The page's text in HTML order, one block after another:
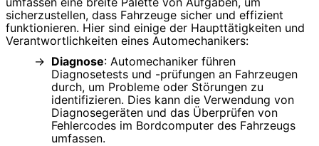
sicherzustellen, dass Fahrzeuge sicher und effizient
funktionieren. Hier sind einige der Haupttätigkeiten und
Verantwortlichkeiten eines Automechanikers:
Diagnose: Automechaniker führen
Diagnosetests und -prüfungen an Fahrzeugen
durch, um Probleme oder Störungen zu
identifizieren. Dies kann die Verwendung von
Diagnosegeräten und das Überprüfen von
Fehlercodes im Bordcomputer des Fahrzeugs
umfassen.